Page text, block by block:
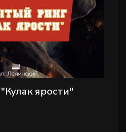
ярости"